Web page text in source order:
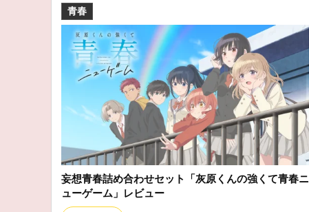
青春
妄想青春詰め合わせセット「灰原くんの強くて青春ニ
ューゲーム」レビュー